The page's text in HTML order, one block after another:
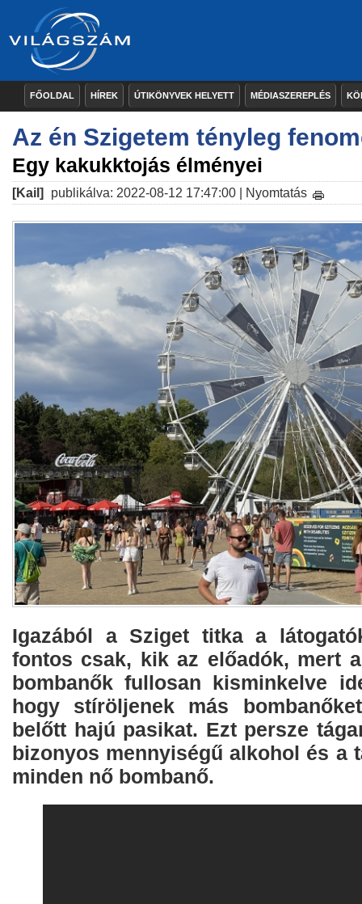
FŐOLDAL HÍREK ÚTIKÖNYVEK HELYETT MÉDIASZEREPLÉS
Az én Szigetem tényleg
Egy kakukktojás élményei
[Kail] publikálva: 2022-08-12 17:47:00 | Nyomtatás
Igazából a Sziget titka a
fontos csak, kik az előadók, mert
bombanők fullosan kisminkelve
hogy stíröljenek más
belőtt hajú pasikat. Ezt persze
bizonyos mennyiségű alkohol és a
minden nő bombanő.